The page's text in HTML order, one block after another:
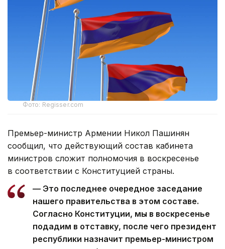
Фото: Regisser.com
Премьер-министр Армении Никол Пашинян
сообщил, что действующий состав кабинета
министров сложит полномочия в воскресенье
в соответствии с Конституцией страны.
— Это последнее очередное заседание
нашего правительства в этом составе.
Согласно Конституции, мы в воскресенье
подадим в отставку, после чего президент
республики назначит премьер-министром